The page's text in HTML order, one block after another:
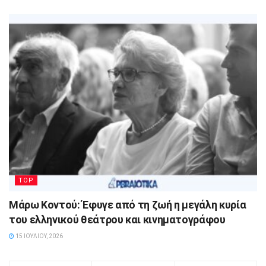
TOP
Μάρω Κοντού: Έφυγε από τη ζωή η μεγάλη κυρία
του ελληνικού θεάτρου και κινηματογράφου
15 ΙΟΥΛΊΟΥ, 2026